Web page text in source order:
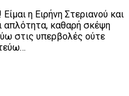
η Ειρήνη Στεριανού και
απλότητα, καθαρή σκέψη
στις υπερβολές ούτε